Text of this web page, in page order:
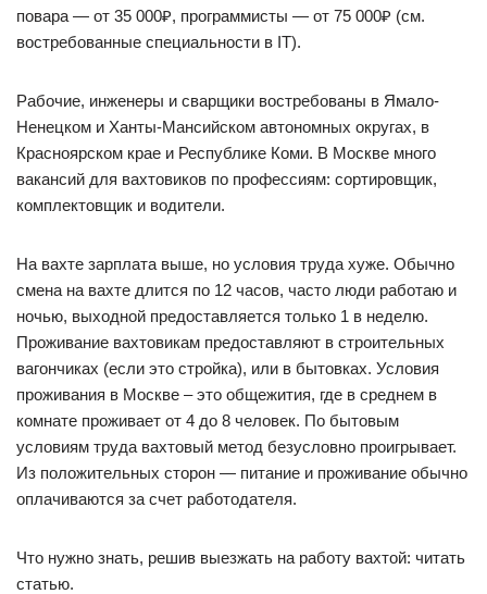
повара — от 35 000₽, программисты — от 75 000₽ (см.
востребованные специальности в IT).
Рабочие, инженеры и сварщики востребованы в Ямало-
Ненецком и Ханты-Мансийском автономных округах, в
Красноярском крае и Республике Коми. В Москве много
вакансий для вахтовиков по профессиям: сортировщик,
комплектовщик и водители.
На вахте зарплата выше, но условия труда хуже. Обычно
смена на вахте длится по 12 часов, часто люди работаю и
ночью, выходной предоставляется только 1 в неделю.
Проживание вахтовикам предоставляют в строительных
вагончиках (если это стройка), или в бытовках. Условия
проживания в Москве – это общежития, где в среднем в
комнате проживает от 4 до 8 человек. По бытовым
условиям труда вахтовый метод безусловно проигрывает.
Из положительных сторон — питание и проживание обычно
оплачиваются за счет работодателя.
Что нужно знать, решив выезжать на работу вахтой: читать
статью.